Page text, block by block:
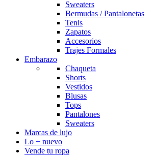
Sweaters
Bermudas / Pantalonetas
Tenis
Zapatos
Accesorios
Trajes Formales
Embarazo
Chaqueta
Shorts
Vestidos
Blusas
Tops
Pantalones
Sweaters
Marcas de lujo
Lo + nuevo
Vende tu ropa